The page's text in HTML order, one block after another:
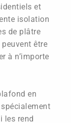
et
isolation
de plâtre
être
à n’importe
en
les rend